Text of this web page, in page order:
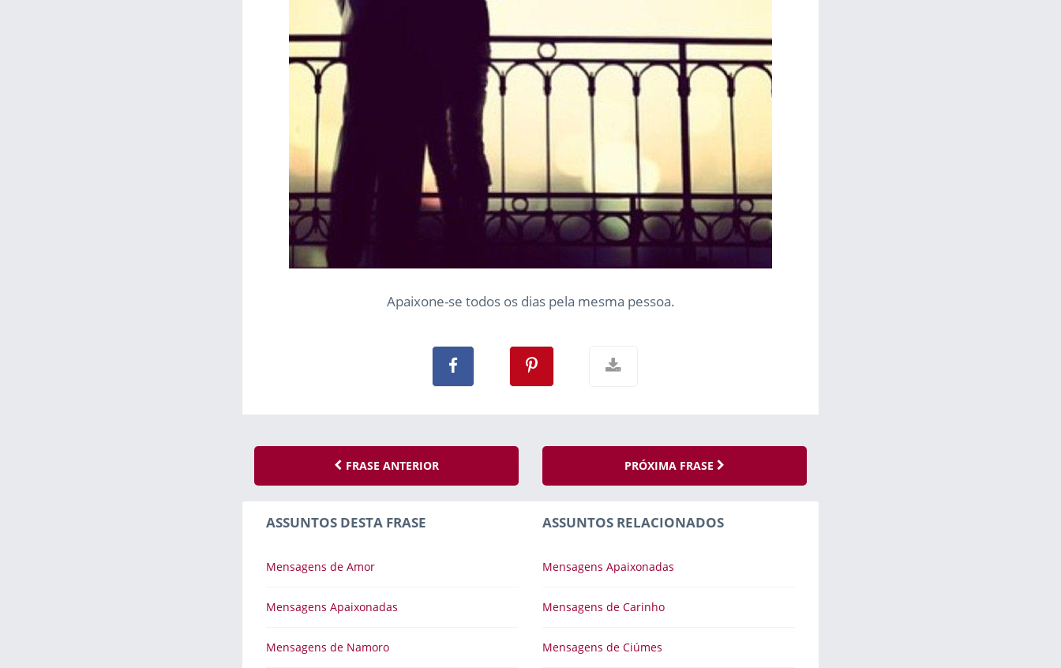
Apaixone-se todos os dias pela mesma pessoa.
FRASE ANTERIOR PRÓXIMA FRASE
ASSUNTOS DESTA FRASE
Mensagens de Amor
Mensagens Apaixonadas
Mensagens de Namoro
ASSUNTOS RELACIONADOS
Mensagens Apaixonadas
Mensagens de Carinho
Mensagens de Ciúmes